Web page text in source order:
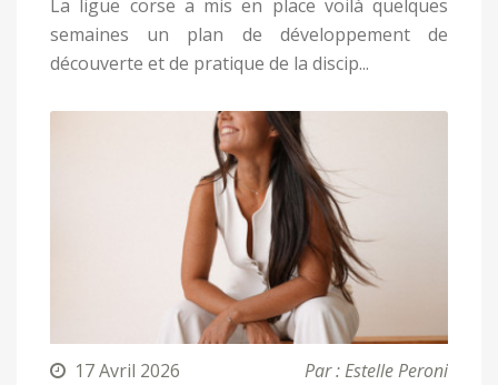
La ligue corse a mis en place voilà quelques
semaines un plan de développement de
découverte et de pratique de la discip...
17 Avril 2026 Par : Estelle Peroni